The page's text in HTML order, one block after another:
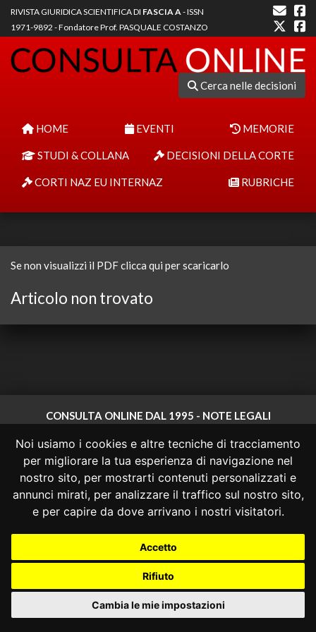
Noi usiamo i cookies e altre tecniche di tracciamento
per migliorare la tua esperienza di navigazione nel
nostro sito, per mostrarti contenuti personalizzati e
annunci mirati, per analizzare il traffico sul nostro sito,
e per capire da dove arrivano i nostri visitatori.
Accetto
Rifiuto
Cambia le mie impostazioni
RIVISTA GIURIDICA SCIENTIFICA DI FASCIA A- ISSN
1971-9892 - Fondatore Prof. PASQUALE COSTANZO
Cerca nelle decisioni
HOME EVENTI MEMORIE
STUDI & COLLANA DECISIONI DELLA CORTE
CORTI NAZ EU INTERNAZ RUBRICHE
Se non visualizzi il PDF clicca qui per scaricarlo
Articolo non trovato
CONSULTA ONLINE DAL 1995 - NOTE LEGALI
Consulta OnLine non ha prodotto e non è responsabile per i contenuti e
le informazioni legali di siti collegati.
La consultazione di questi o del materiale contenuto nel sito non
costituisce una relazione di consulenza legale.
Nessuno deve confidare o agire in base alle informazioni disponibili in
questo sito senza una consulenza legale professionale.
Consulta OnLine|